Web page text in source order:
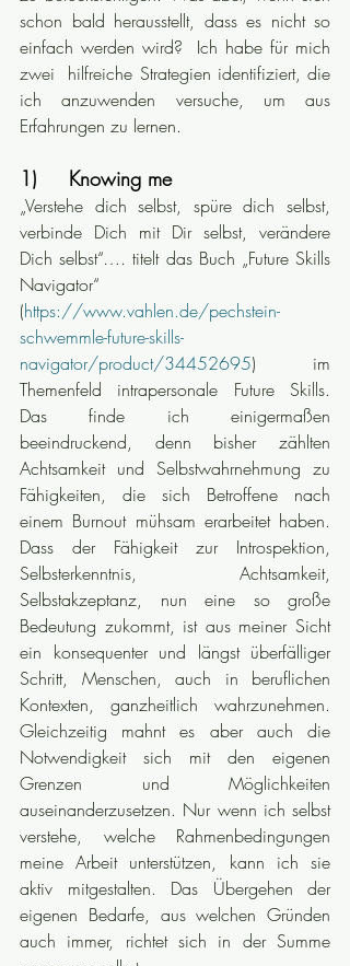
schon bald herausstellt, dass es nicht so
einfach werden wird?  Ich habe für mich
zwei  hilfreiche Strategien identifiziert, die
ich anzuwenden versuche, um aus
Erfahrungen zu lernen.
1)     Knowing me
„Verstehe dich selbst, spüre dich selbst,
verbinde Dich mit Dir selbst, verändere
Dich selbst“…. titelt das Buch „Future Skills
Navigator“
(https://www.vahlen.de/pechstein-
schwemmle-future-skills-
navigator/product/34452695) im
Themenfeld intrapersonale Future Skills.
Das finde ich einigermaßen
beeindruckend, denn bisher zählten
Achtsamkeit und Selbstwahrnehmung zu
Fähigkeiten, die sich Betroffene nach
einem Burnout mühsam erarbeitet haben.
Dass der Fähigkeit zur Introspektion,
Selbsterkenntnis, Achtsamkeit,
Selbstakzeptanz, nun eine so große
Bedeutung zukommt, ist aus meiner Sicht
ein konsequenter und längst überfälliger
Schritt, Menschen, auch in beruflichen
Kontexten, ganzheitlich wahrzunehmen.
Gleichzeitig mahnt es aber auch die
Notwendigkeit sich mit den eigenen
Grenzen und Möglichkeiten
auseinanderzusetzen. Nur wenn ich selbst
verstehe, welche Rahmenbedingungen
meine Arbeit unterstützen, kann ich sie
aktiv mitgestalten. Das Übergehen der
eigenen Bedarfe, aus welchen Gründen
auch immer, richtet sich in der Summe